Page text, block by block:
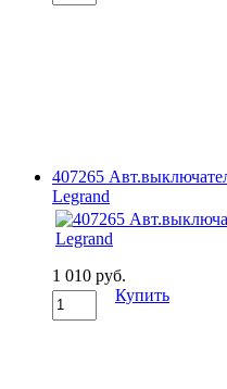
407265
Legrand
1 010 руб.
Купить